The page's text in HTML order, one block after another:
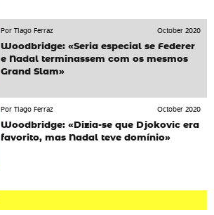
Por Tiago Ferraz
October 2020
Woodbridge: «Seria especial se Federer
e Nadal terminassem com os mesmos
Grand Slam»
Por Tiago Ferraz
October 2020
Woodbridge: «Dizia-se que Djokovic era
favorito, mas Nadal teve domínio»